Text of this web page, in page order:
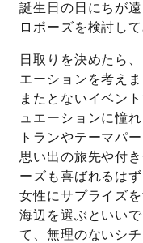
誕生日の日にちが
ロポーズを検討し
日取りを決めたら
エーションを考え
またとないイベン
ュエーションに憧
トランやテーマパ
思い出の旅先や付
ーズも喜ばれるは
女性にサプライズ
海辺を選ぶといい
て、無理のないシ